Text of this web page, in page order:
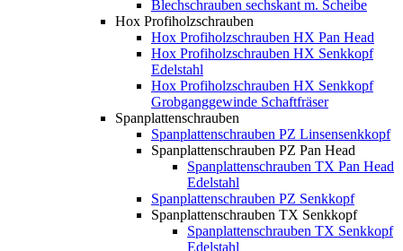
Blechschrauben sechskant m. Scheibe
Hox Profiholzschrauben
Hox Profiholzschrauben HX Pan Head
Hox Profiholzschrauben HX Senkkopf
Edelstahl
Hox Profiholzschrauben HX Senkkopf
Grobganggewinde Schaftfräser
Spanplattenschrauben
Spanplattenschrauben PZ Linsensenkkopf
Spanplattenschrauben PZ Pan Head
Spanplattenschrauben TX Pan Head
Edelstahl
Spanplattenschrauben PZ Senkkopf
Spanplattenschrauben TX Senkkopf
Spanplattenschrauben TX Senkkopf
Edelstahl